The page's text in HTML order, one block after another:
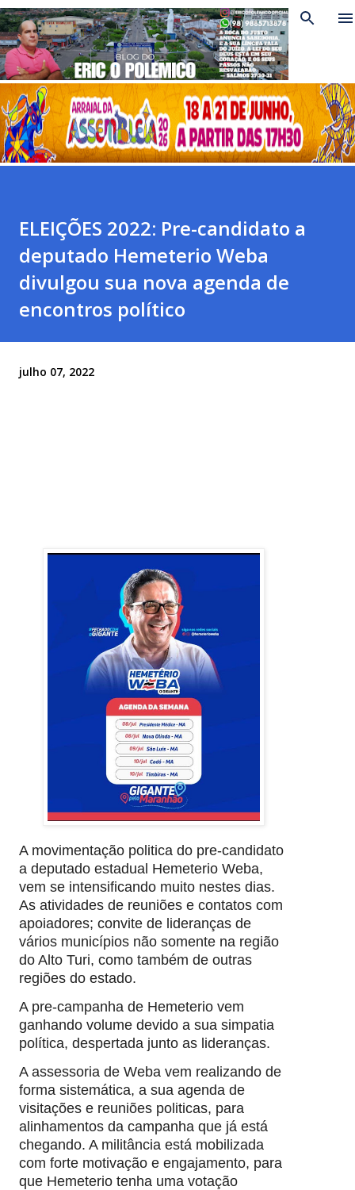
Pular para o conteúdo principal
ELEIÇÕES 2022: Pre-candidato a
deputado Hemeterio Weba
divulgou sua nova agenda de
encontros político
julho 07, 2022
A movimentação politica do pre-candidato
a deputado estadual Hemeterio Weba,
vem se intensificando muito nestes dias.
As atividades de reuniões e contatos com
apoiadores; convite de lideranças de
vários municípios não somente na região
do Alto Turi, como também de outras
regiões do estado.
A pre-campanha de Hemeterio vem
ganhando volume devido a sua simpatia
política, despertada junto as lideranças.
A assessoria de Weba vem realizando de
forma sistemática, a sua agenda de
visitações e reuniões politicas, para
alinhamentos da campanha que já está
chegando. A militância está mobilizada
com forte motivação e engajamento, para
que Hemeterio tenha uma votação